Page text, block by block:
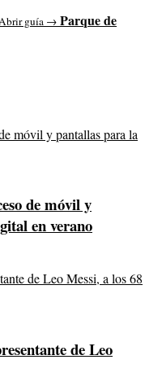
guía → Parque de
de móvil y
en verano
de Leo